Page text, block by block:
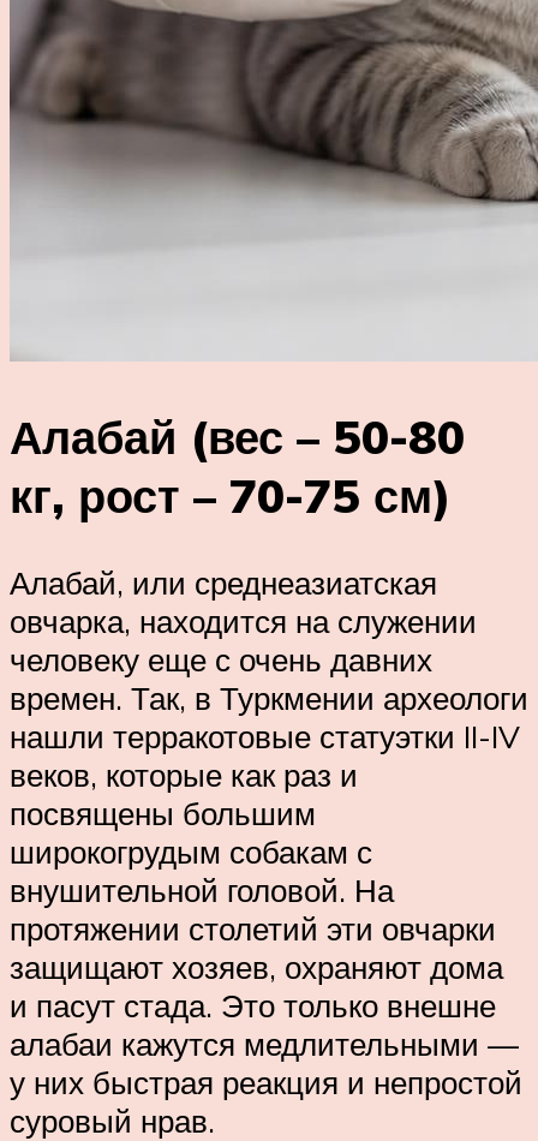
Алабай (вес – 50-80
кг, рост – 70-75 см)
Алабай, или среднеазиатская
овчарка, находится на служении
человеку еще с очень давних
времен. Так, в Туркмении археологи
нашли терракотовые статуэтки II-IV
веков, которые как раз и
посвящены большим
широкогрудым собакам с
внушительной головой. На
протяжении столетий эти овчарки
защищают хозяев, охраняют дома
и пасут стада. Это только внешне
алабаи кажутся медлительными —
у них быстрая реакция и непростой
суровый нрав.